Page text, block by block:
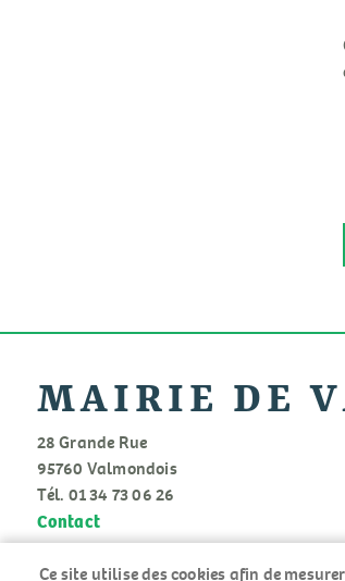
MAIRIE DE
28 Grande Rue
95760 Valmondois
Tél. 01 34 73 06 26
Contact
Ce site utilise des cookies afin de